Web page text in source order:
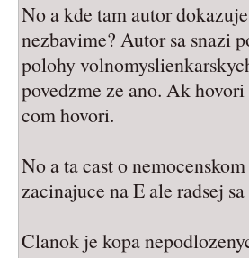
No a kde tam autor
nezbavime? Autor sa snazi
polohy
povedzme ze ano. Ak
com hovori.
No a ta cast o
zacinajuce na E ale radsej
Clanok je kopa